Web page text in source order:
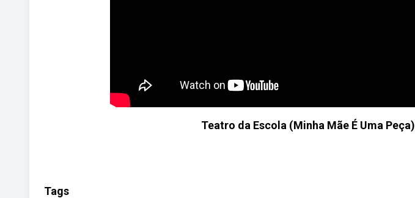
Teatro da Escola (Minha Mãe É Uma Peça)
Tags